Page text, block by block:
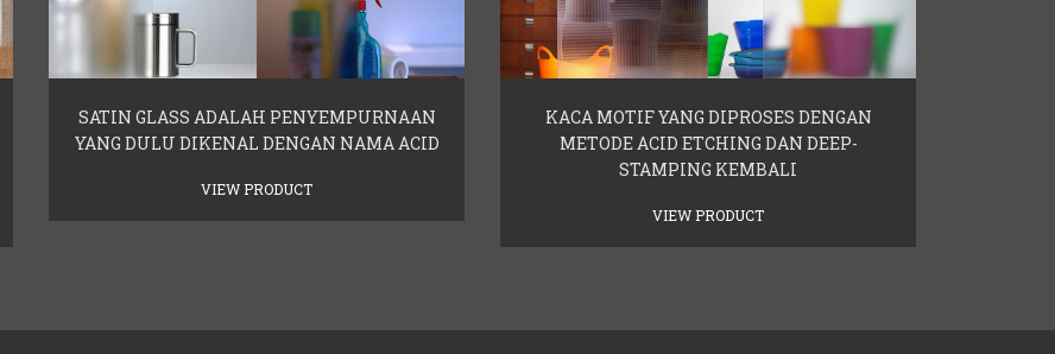
SATIN GLASS ADALAH PENYEMPURNAAN
YANG DULU DIKENAL DENGAN NAMA ACID
VIEW PRODUCT
KACA MOTIF YANG DIPROSES DENGAN
METODE ACID ETCHING DAN DEEP-
STAMPING KEMBALI
VIEW PRODUCT